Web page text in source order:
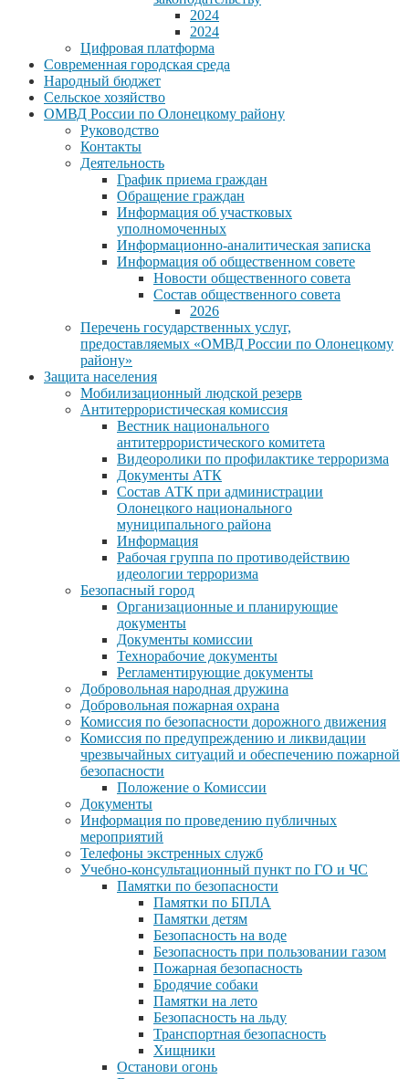
2024
2024
Цифровая платформа
Современная городская среда
Народный бюджет
Сельское хозяйство
ОМВД России по Олонецкому району
Руководство
Контакты
Деятельность
График приема граждан
Обращение граждан
Информация об участковых
уполномоченных
Информационно-аналитическая записка
Информация об общественном совете
Новости общественного совета
Состав общественного совета
2026
Перечень государственных услуг,
предоставляемых «ОМВД России по Олонецкому
району»
Защита населения
Мобилизационный людской резерв
Антитеррористическая комиссия
Вестник национального
антитеррористического комитета
Видеоролики по профилактике терроризма
Документы АТК
Состав АТК при администрации
Олонецкого национального
муниципального района
Информация
Рабочая группа по противодействию
идеологии терроризма
Безопасный город
Организационные и планирующие
документы
Документы комиссии
Технорабочие документы
Регламентирующие документы
Добровольная народная дружина
Добровольная пожарная охрана
Комиссия по безопасности дорожного движения
Комиссия по предупреждению и ликвидации
чрезвычайных ситуаций и обеспечению пожарной
безопасности
Положение о Комиссии
Документы
Информация по проведению публичных
мероприятий
Телефоны экстренных служб
Учебно-консультационный пункт по ГО и ЧС
Памятки по безопасности
Памятки по БПЛА
Памятки детям
Безопасность на воде
Безопасность при пользовании газом
Пожарная безопасность
Бродячие собаки
Памятки на лето
Безопасность на льду
Транспортная безопасность
Хищники
Останови огонь